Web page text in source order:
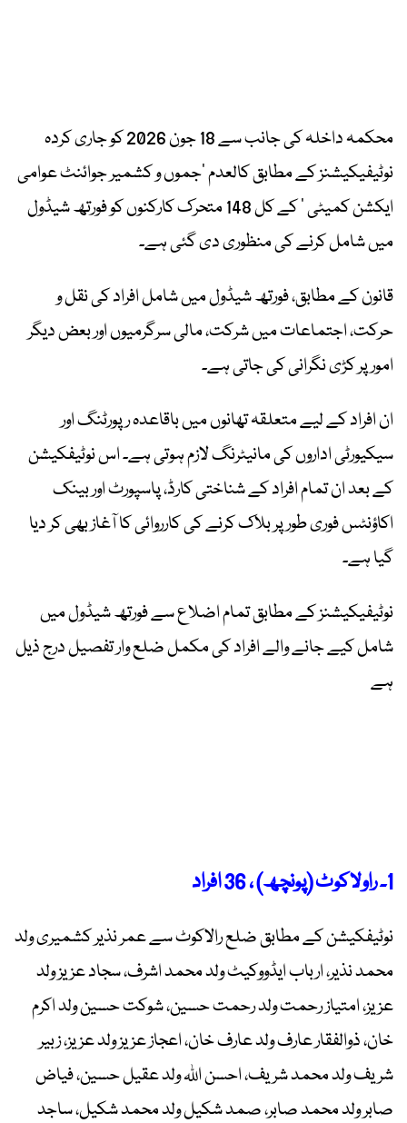
محکمہ داخلہ کی جانب سے 18 جون 2026 کو جاری کردہ
نوٹیفیکیشنز کے مطابق کالعدم ‘جموں و کشمیر جوائنٹ عوامی
ایکشن کمیٹی ‘ کے کل 148 متحرک کارکنوں کو فورتھ شیڈول
میں شامل کرنے کی منظوری دی گئی ہے۔
قانون کے مطابق، فورتھ شیڈول میں شامل افراد کی نقل و
حرکت، اجتماعات میں شرکت، مالی سرگرمیوں اور بعض دیگر
امور پر کڑی نگرانی کی جاتی ہے۔
ان افراد کے لیے متعلقہ تھانوں میں باقاعدہ رپورٹنگ اور
سیکیورٹی اداروں کی مانیٹرنگ لازم ہوتی ہے۔ اس نوٹیفکیشن
کے بعد ان تمام افراد کے شناختی کارڈ، پاسپورٹ اور بینک
اکاؤنٹس فوری طور پر بلاک کرنے کی کارروائی کا آغاز بھی کر دیا
گیا ہے۔
نوٹیفیکیشنز کے مطابق تمام اضلاع سے فورتھ شیڈول میں
شامل کیے جانے والے افراد کی مکمل ضلع وار تفصیل درج ذیل
ہے
1۔ راولاکوٹ (پونچھ) ، 36 افراد
نوٹیفکیشن کے مطابق ضلع رالاکوٹ سے عمر نذیر کشمیری ولد
محمد نذیر، ارباب ایڈووکیٹ ولد محمد اشرف، سجاد عزیز ولد
عزیز، امتیاز رحمت ولد رحمت حسین، شوکت حسین ولد اکرم
خان، ذوالفقار عارف ولد عارف خان، اعجاز عزیز ولد عزیز، زبیر
شریف ولد محمد شریف، احسن اللہ ولد عقیل حسین، فیاض
صابر ولد محمد صابر، صمد شکیل ولد محمد شکیل، ساجد